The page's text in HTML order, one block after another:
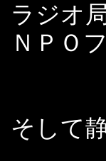
ラジオ
ＮＰＯ
そして